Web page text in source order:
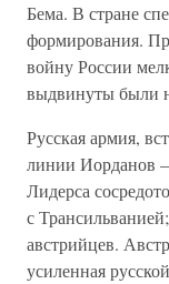
Бема. В стране
формирования.
войну России
выдвинуты были
Русская армия,
линии Иорданов
Лидерса
с
австрийцев.
усиленная